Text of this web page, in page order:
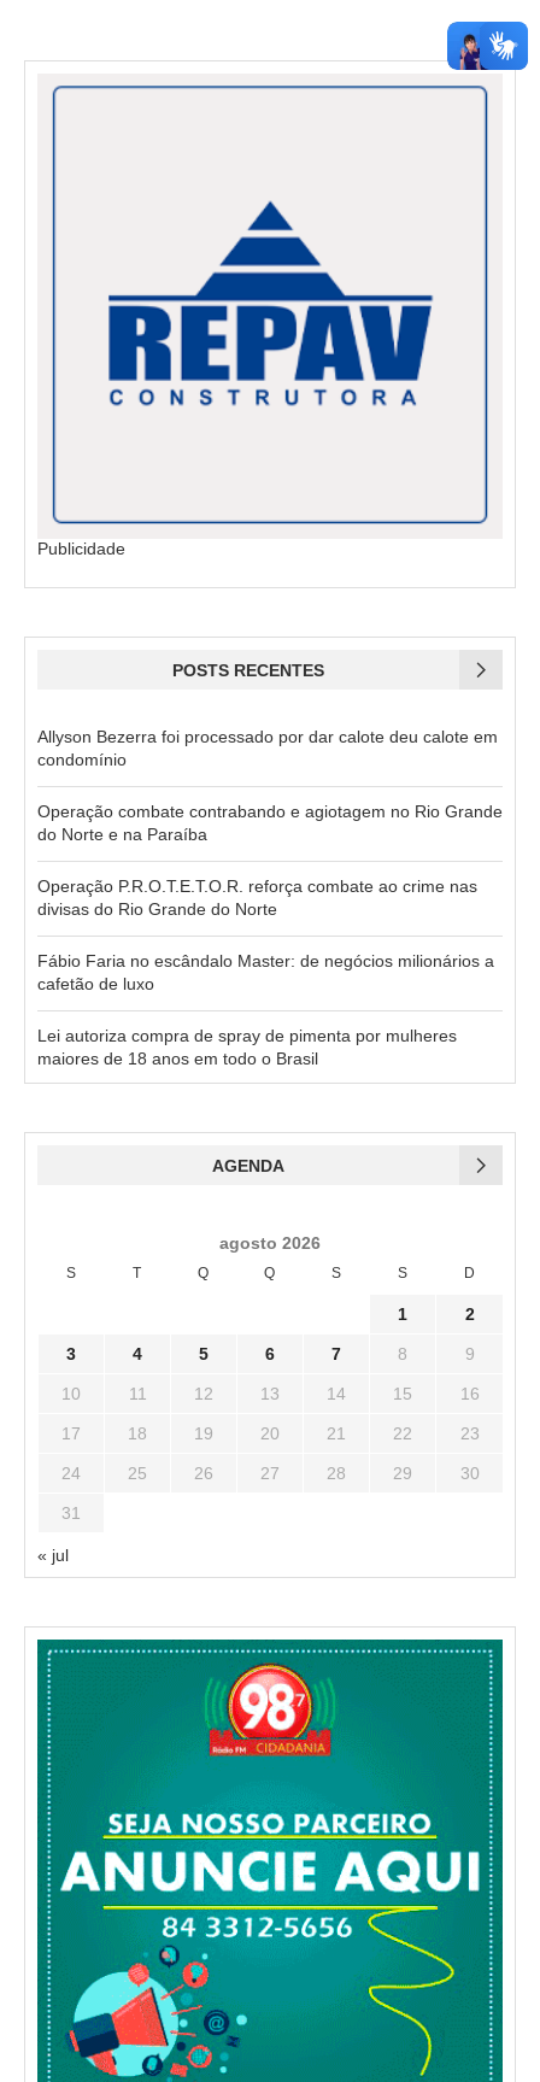
Publicidade
POSTS RECENTES
Allyson Bezerra foi processado por dar calote deu calote em
condomínio
Operação combate contrabando e agiotagem no Rio Grande
do Norte e na Paraíba
Operação P.R.O.T.E.T.O.R. reforça combate ao crime nas
divisas do Rio Grande do Norte
Fábio Faria no escândalo Master: de negócios milionários a
cafetão de luxo
Lei autoriza compra de spray de pimenta por mulheres
maiores de 18 anos em todo o Brasil
AGENDA
agosto 2026
S T Q Q S S D
1 2
3 4 5 6 7 8 9
10 11 12 13 14 15 16
17 18 19 20 21 22 23
24 25 26 27 28 29 30
31
« jul